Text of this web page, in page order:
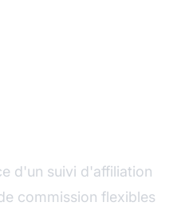
d'un suivi d'affiliation
commission flexibles